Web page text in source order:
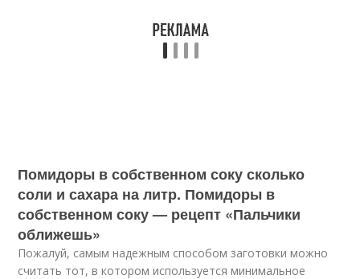
Помидоры в собственном соку сколько
соли и сахара на литр. Помидоры в
собственном соку — рецепт «Пальчики
оближешь»
Пожалуй, самым надежным способом заготовки можно
считать тот, в котором используется минимальное